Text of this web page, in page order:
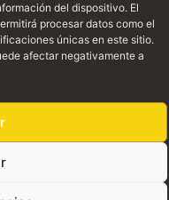
del dispositivo. El
procesar datos como el
únicas en este sitio.
afectar negativamente a
Supplies - Since 1997 |
|